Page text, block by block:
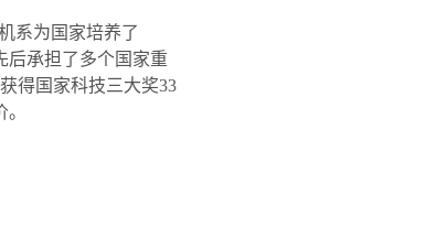
系为国家培养了
后承担了多个国家重
得国家科技三大奖33